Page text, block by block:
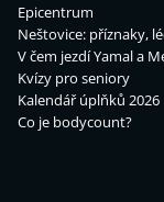
Epicentrum
Neštovice: příznaky,
V čem jezdí Yamal a
Kvízy pro seniory
Kalendář úplňků 2026
Co je bodycount?